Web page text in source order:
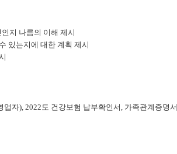
지 나름의 이해 제시
있는지에 대한 계획 제시
자), 2022도 건강보험 납부확인서, 가족관계증명서